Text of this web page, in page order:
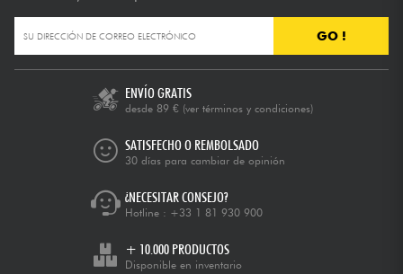
GO !
ENVÍO GRATIS
desde 89 € (ver términos y condiciones)
SATISFECHO O REMBOLSADO
30 días para cambiar de opinión
¿NECESITAR CONSEJO?
Hotline : +33 1 81 930 900
+ 10.000 PRODUCTOS
Disponible en inventario